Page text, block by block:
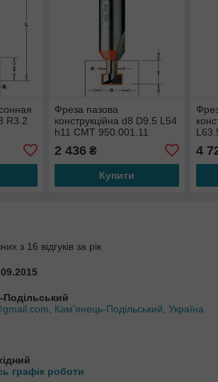
R3.2
Фреза пазова
конструкційна d8 D9.5 L54
h11 CMT 950.001.11
2 436 ₴
Купити
4
з 16 відгуків за рік
Кам'янець-Подільський, Україна
графік роботи